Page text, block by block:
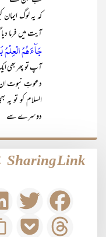
کہ یہ لوگ
آیت میں فرما
جَآءَہُمُ
آپ تو پھر بھی
دعوتِ نبوت
السلام کو تو یہ
دوسرے سے
Sharing Link